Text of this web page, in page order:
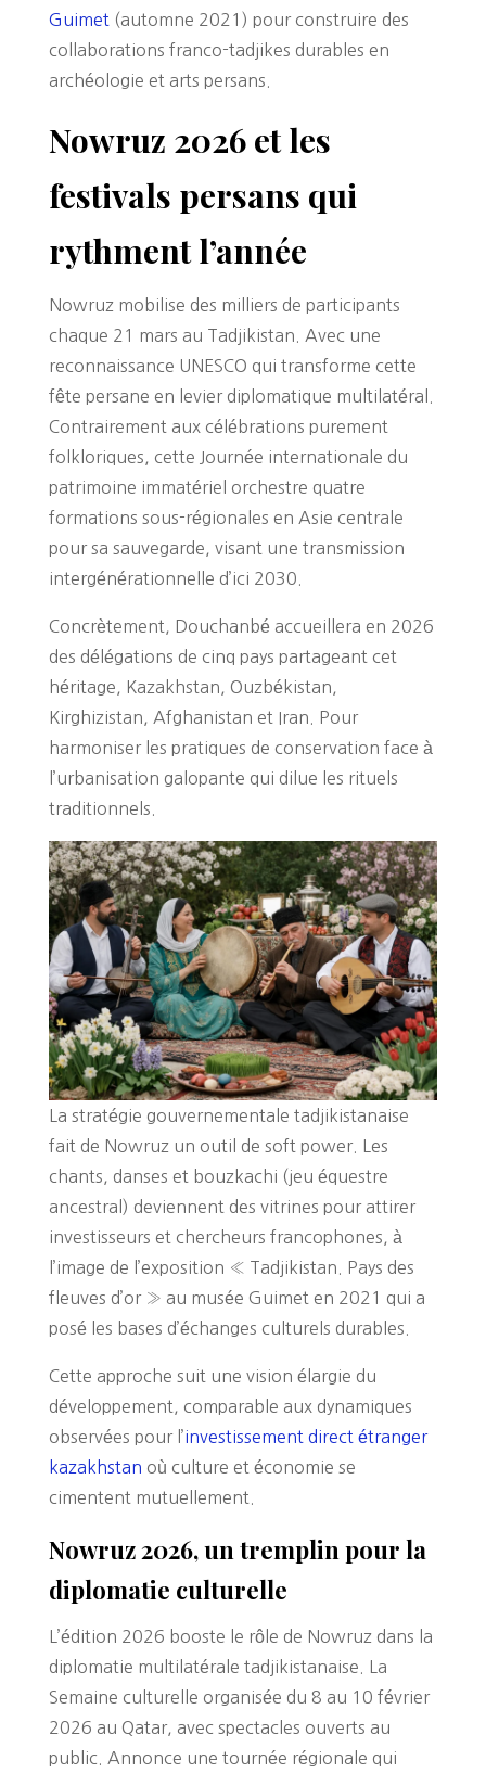
Guimet (automne 2021) pour construire des
collaborations franco-tadjikes durables en
archéologie et arts persans.
Nowruz 2026 et les
festivals persans qui
rythment l’année
Nowruz mobilise des milliers de participants
chaque 21 mars au Tadjikistan. Avec une
reconnaissance UNESCO qui transforme cette
fête persane en levier diplomatique multilatéral.
Contrairement aux célébrations purement
folkloriques, cette Journée internationale du
patrimoine immatériel orchestre quatre
formations sous-régionales en Asie centrale
pour sa sauvegarde, visant une transmission
intergénérationnelle d’ici 2030.
Concrètement, Douchanbé accueillera en 2026
des délégations de cinq pays partageant cet
héritage, Kazakhstan, Ouzbékistan,
Kirghizistan, Afghanistan et Iran. Pour
harmoniser les pratiques de conservation face à
l’urbanisation galopante qui dilue les rituels
traditionnels.
La stratégie gouvernementale tadjikistanaise
fait de Nowruz un outil de soft power. Les
chants, danses et bouzkachi (jeu équestre
ancestral) deviennent des vitrines pour attirer
investisseurs et chercheurs francophones, à
l’image de l’exposition « Tadjikistan. Pays des
fleuves d’or » au musée Guimet en 2021 qui a
posé les bases d’échanges culturels durables.
Cette approche suit une vision élargie du
développement, comparable aux dynamiques
observées pour l’investissement direct étranger
kazakhstan où culture et économie se
cimentent mutuellement.
Nowruz 2026, un tremplin pour la
diplomatie culturelle
L’édition 2026 booste le rôle de Nowruz dans la
diplomatie multilatérale tadjikistanaise. La
Semaine culturelle organisée du 8 au 10 février
2026 au Qatar, avec spectacles ouverts au
public. Annonce une tournée régionale qui